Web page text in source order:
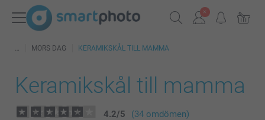
MORS DAG KERAMIKSKÅL TILL MAMMA
Keramikskål till mamma
4.2/5 (34 omdömen)